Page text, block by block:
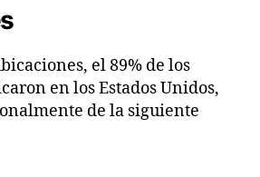
el 89% de los
en los Estados Unidos,
de la siguiente